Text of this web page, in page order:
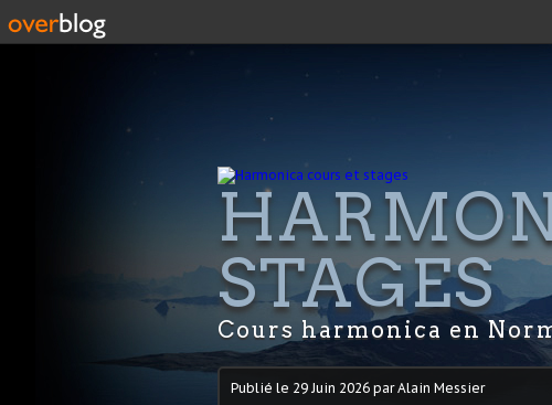
STAGES
Cours harmonica en
Publié le 29 Juin 2026 par Alain Messier